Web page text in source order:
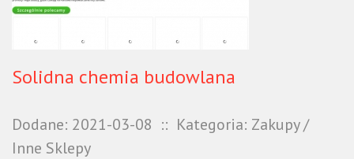
Solidna chemia budowlana
Dodane: 2021-03-08 :: Kategoria: Zakupy /
Inne Sklepy